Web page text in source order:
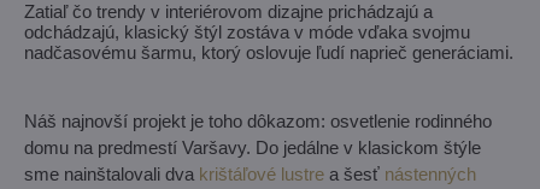
Zatiaľ čo trendy v interiérovom dizajne prichádzajú a
odchádzajú, klasický štýl zostáva v móde vďaka svojmu
nadčasovému šarmu, ktorý oslovuje ľudí naprieč generáciami.
Náš najnovší projekt je toho dôkazom: osvetlenie rodinného
domu na predmestí Varšavy. Do jedálne v klasickom štýle
sme nainštalovali dva krištáľové lustre a šesť nástenných